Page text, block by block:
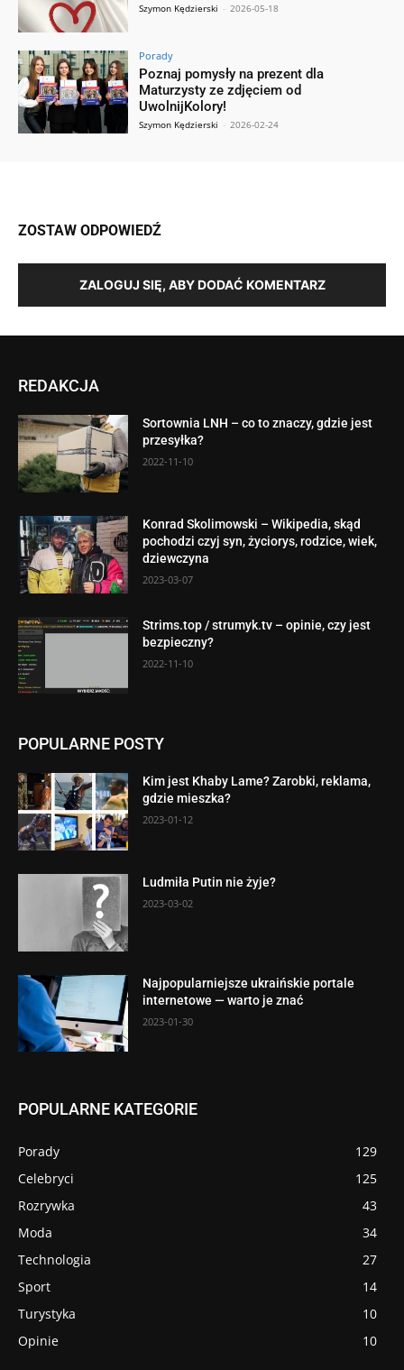
Szymon Kędzierski - 2026-05-18
Porady
Poznaj pomysły na prezent dla
Maturzysty ze zdjęciem od
UwolnijKolory!
Szymon Kędzierski - 2026-02-24
ZOSTAW ODPOWIEDŹ
ZALOGUJ SIĘ, ABY DODAĆ KOMENTARZ
REDAKCJA
Sortownia LNH – co to znaczy, gdzie jest
przesyłka?
2022-11-10
Konrad Skolimowski – Wikipedia, skąd
pochodzi czyj syn, życiorys, rodzice, wiek,
dziewczyna
2023-03-07
Strims.top / strumyk.tv – opinie, czy jest
bezpieczny?
2022-11-10
POPULARNE POSTY
Kim jest Khaby Lame? Zarobki, reklama,
gdzie mieszka?
2023-01-12
Ludmiła Putin nie żyje?
2023-03-02
Najpopularniejsze ukraińskie portale
internetowe — warto je znać
2023-01-30
POPULARNE KATEGORIE
Porady
129
Celebryci
125
Rozrywka
43
Moda
34
Technologia
27
Sport
14
Turystyka
10
Opinie
10